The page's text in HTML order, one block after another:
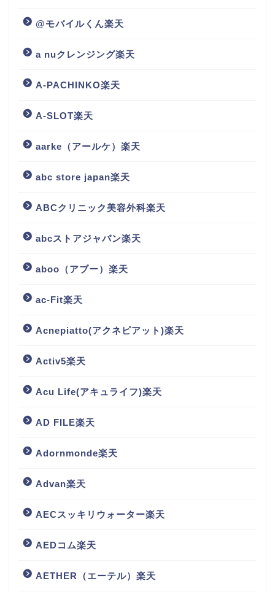
@モバイルくん楽天
a nuクレンジング楽天
A-PACHINKO楽天
A-SLOT楽天
aarke（アールケ）楽天
abc store japan楽天
ABCクリニック美容外科楽天
abcストアジャパン楽天
aboo（アブー）楽天
ac-Fit楽天
Acnepiatto(アクネピアット)楽天
Activ5楽天
Acu Life(アキュライフ)楽天
AD FILE楽天
Adornmonde楽天
Advan楽天
AECスッキリウォーター楽天
AEDコム楽天
AETHER（エーテル）楽天